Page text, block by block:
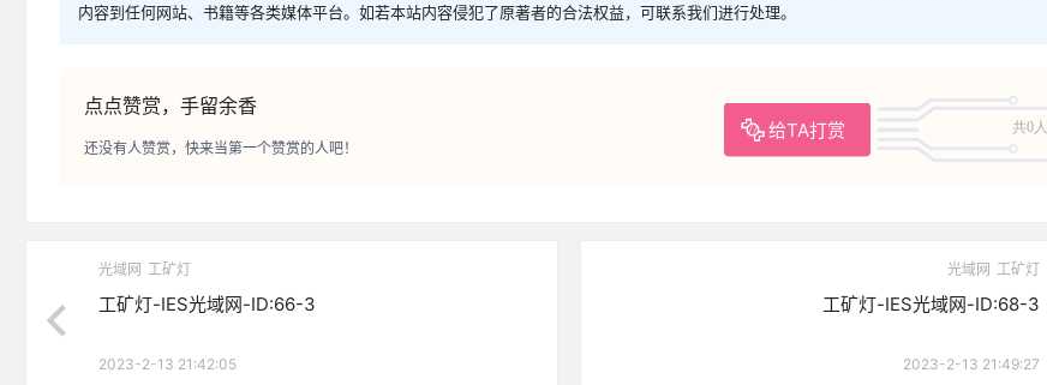
内容到任何网站、书籍等各类媒体平台。如若本站内容侵犯了原著者的合法权益，可联系我们进行处理。
点点赞赏，手留余香
给TA打赏 共0人
还没有人赞赏，快来当第一个赞赏的人吧！
光域网 工矿灯
工矿灯-IES光域网-ID:66-3
2023-2-13 21:42:05
光域网 工矿灯
工矿灯-IES光域网-ID:68-3
2023-2-13 21:49:27